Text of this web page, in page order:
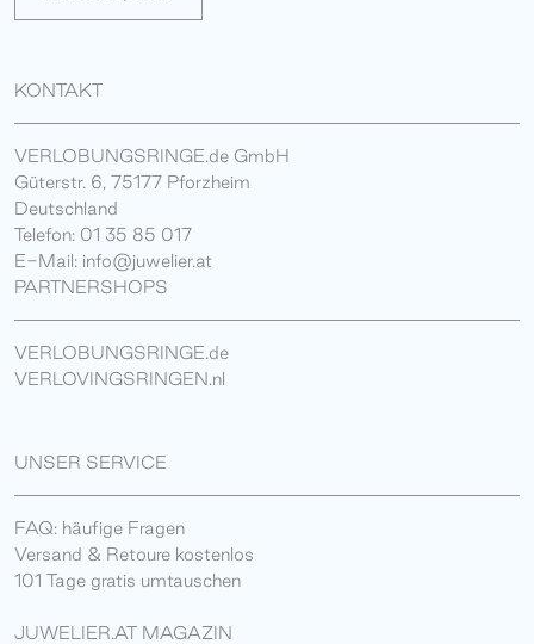
KONTAKT
VERLOBUNGSRINGE.de GmbH
Güterstr. 6, 75177 Pforzheim
Deutschland
Telefon: 01 35 85 017
E-Mail: info@juwelier.at
PARTNERSHOPS
VERLOBUNGSRINGE.de
VERLOVINGSRINGEN.nl
UNSER SERVICE
FAQ: häufige Fragen
Versand & Retoure kostenlos
101 Tage gratis umtauschen
JUWELIER.AT MAGAZIN